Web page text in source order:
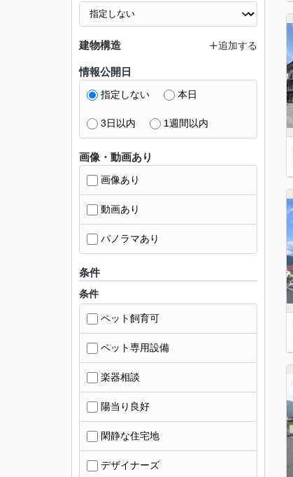
建物構造 追加する
情報公開日
指定しない 本日
3日以内 1週間以内
画像・動画あり
画像あり
動画あり
パノラマあり
条件
条件
ペット飼育可
ペット専用設備
楽器相談
陽当り良好
閑静な住宅地
デザイナーズ